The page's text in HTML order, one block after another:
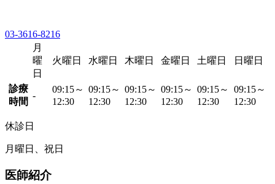
03-3616-8216
月
曜
日
火曜日 水曜日 木曜日 金曜日 土曜日 日曜日
診療
時間
-
09:15～
12:30
09:15～
12:30
09:15～
12:30
09:15～
12:30
09:15～
12:30
09:15～
12:30
休診日
月曜日、祝日
医師紹介